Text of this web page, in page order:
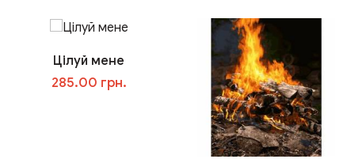
Цілуй мене
285.00 грн.